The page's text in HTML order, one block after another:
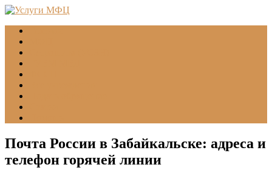
Почта России в Забайкальске: адреса и
телефон горячей линии